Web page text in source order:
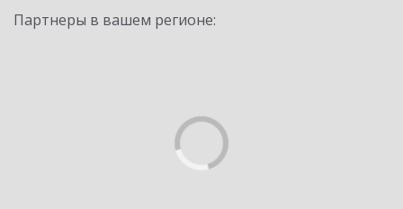
Партнеры в вашем регионе: